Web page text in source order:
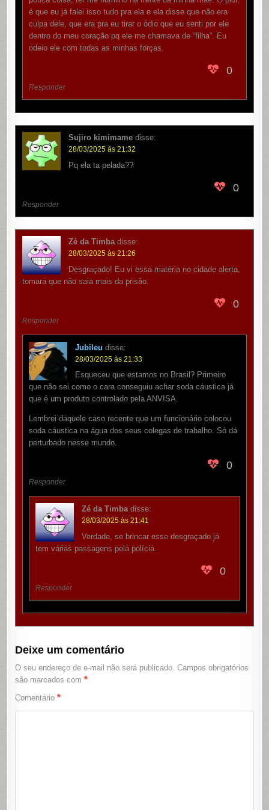
é que eu já falei isso tudo pra ela e ela disse que não era
culpa dele, que era pra eu tirar o ódio que eu senti por ele
dentro do meu coração pq ele me chamava de “filha”. Eu
odeio ele com todas as minhas forças.
0
Responder
Sujiro kimimame disse:
28/03/2025 às 21:32
Pq ela ta pelada??
0
Responder
Zé da Timba disse:
28/03/2025 às 21:26
Desgraçado! Eu vi essa matéria no cidade alerta,
tomará que não saia mais da prisão.
0
Responder
Jubileu disse:
28/03/2025 às 21:33
Esqueceu que estamos no Brasil? Primeiro
que não sei como o cara conseguiu achar soda cáustica já
que é um produto controlado pela ANVISA.
Lembrei daquele caso recente que um funcionário colocou
soda cáustica na água dos seus colegas de trabalho. Só dá
perturbado nesse mundo.
0
Responder
Zé da Timba disse:
28/03/2025 às 21:41
Verdade, se brincar esse desgraçado já
tem várias passagens pela polícia.
0
Responder
Deixe um comentário
O seu endereço de e-mail não será publicado. Campos obrigatórios
são marcados com*
Comentário*